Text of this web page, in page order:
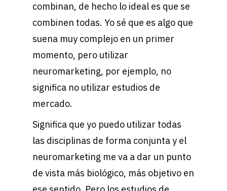
combinan, de hecho lo ideal es que se
combinen todas. Yo sé que es algo que
suena muy complejo en un primer
momento, pero utilizar
neuromarketing, por ejemplo, no
significa no utilizar estudios de
mercado.
Significa que yo puedo utilizar todas
las disciplinas de forma conjunta y el
neuromarketing me va a dar un punto
de vista más biológico, más objetivo en